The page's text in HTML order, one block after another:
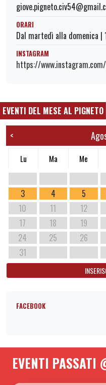
ORARI
Dal martedì alla domenica
INSTAGRAM
https://
EVENTI DEL MESE AL PIGNETO
<
Lu Ma Me
3
4 5
10
11 12
17
18 19
24
25 26
31
FACEBOOK
EVENTI PASSATI